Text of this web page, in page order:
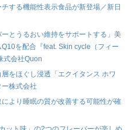
する機能性表示食品が新登場／新日
とうるおい維持をサポートする」美
を配合『feat. Skin cycle（フィー
式会社Quon
をほぐし浸透「エクイタンス ホワ
株式会社
より睡眠の質が改善する可能性が確